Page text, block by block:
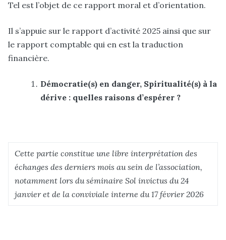
Tel est l’objet de ce rapport moral et d’orientation.
Il s’appuie sur le rapport d’activité 2025 ainsi que sur
le rapport comptable qui en est la traduction
financière.
Démocratie(s) en danger, Spiritualité(s) à la
dérive : quelles raisons d’espérer ?
Cette partie constitue une libre interprétation des
échanges des derniers mois au sein de l’association,
notamment lors du séminaire Sol invictus du 24
janvier et de la conviviale interne du 17 février 2026